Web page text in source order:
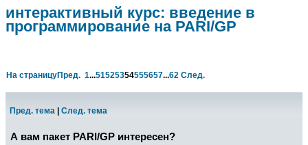
интерактивный курс: введение в
программирование на PARI/GP
На страницуПред. 1...51525354555657...62 След.
Пред. тема След. тема
А вам пакет PARI/GP интересен?